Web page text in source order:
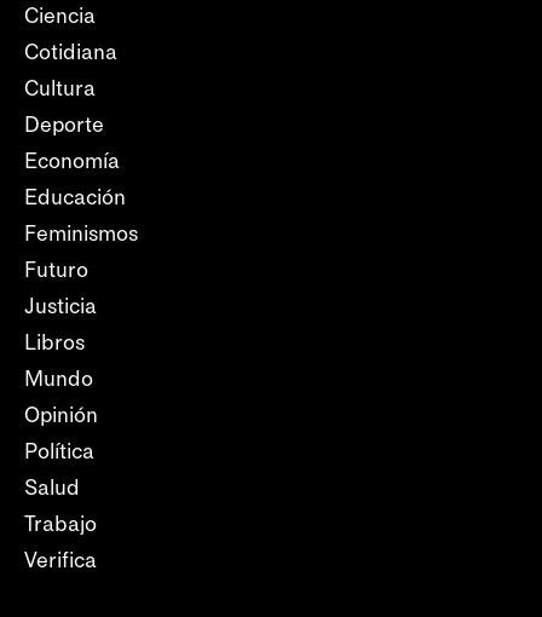
Ciencia
Cotidiana
Cultura
Deporte
Economía
Educación
Feminismos
Futuro
Justicia
Libros
Mundo
Opinión
Política
Salud
Trabajo
Verifica